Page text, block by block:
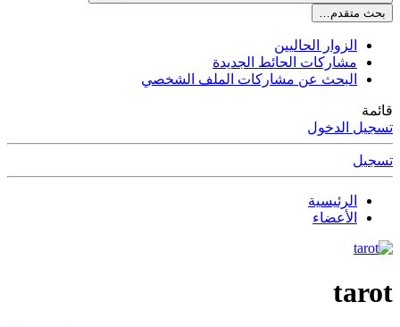
بحث متقدم…
الزوار الحاليين
مشاركات الحائط الجديدة
البحث عن مشاركات الملف الشخصي
قائمة
تسجيل الدخول
تسجيل
الرئيسية
الأعضاء
tarot